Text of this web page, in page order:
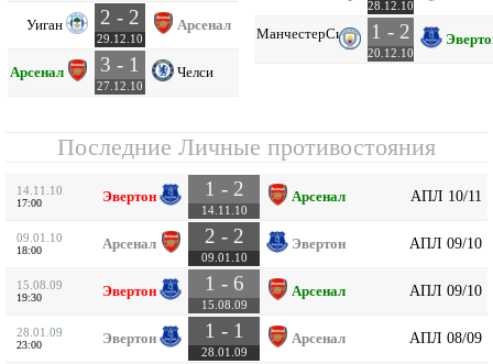
Уиган 2 - 2
29.12.10
Арсенал
Арсенал 3 - 1
27.12.10
Челси
28.12.10
МанчестерСити 1 - 2
20.12.10
Последние Личные противостояния
14.11.10
17:00 Эвертон 1 - 2
14.11.10
Арсенал АПЛ 10/11
09.01.10
18:00 Арсенал 2 - 2
09.01.10
Эвертон АПЛ 09/10
15.08.09
19:30 Эвертон 1 - 6
15.08.09
Арсенал АПЛ 09/10
28.01.09
23:00 Эвертон 1 - 1
28.01.09
Арсенал АПЛ 08/09